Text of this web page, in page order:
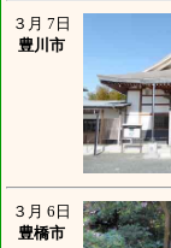
３月 7日
豊川市
３月 6日
豊橋市